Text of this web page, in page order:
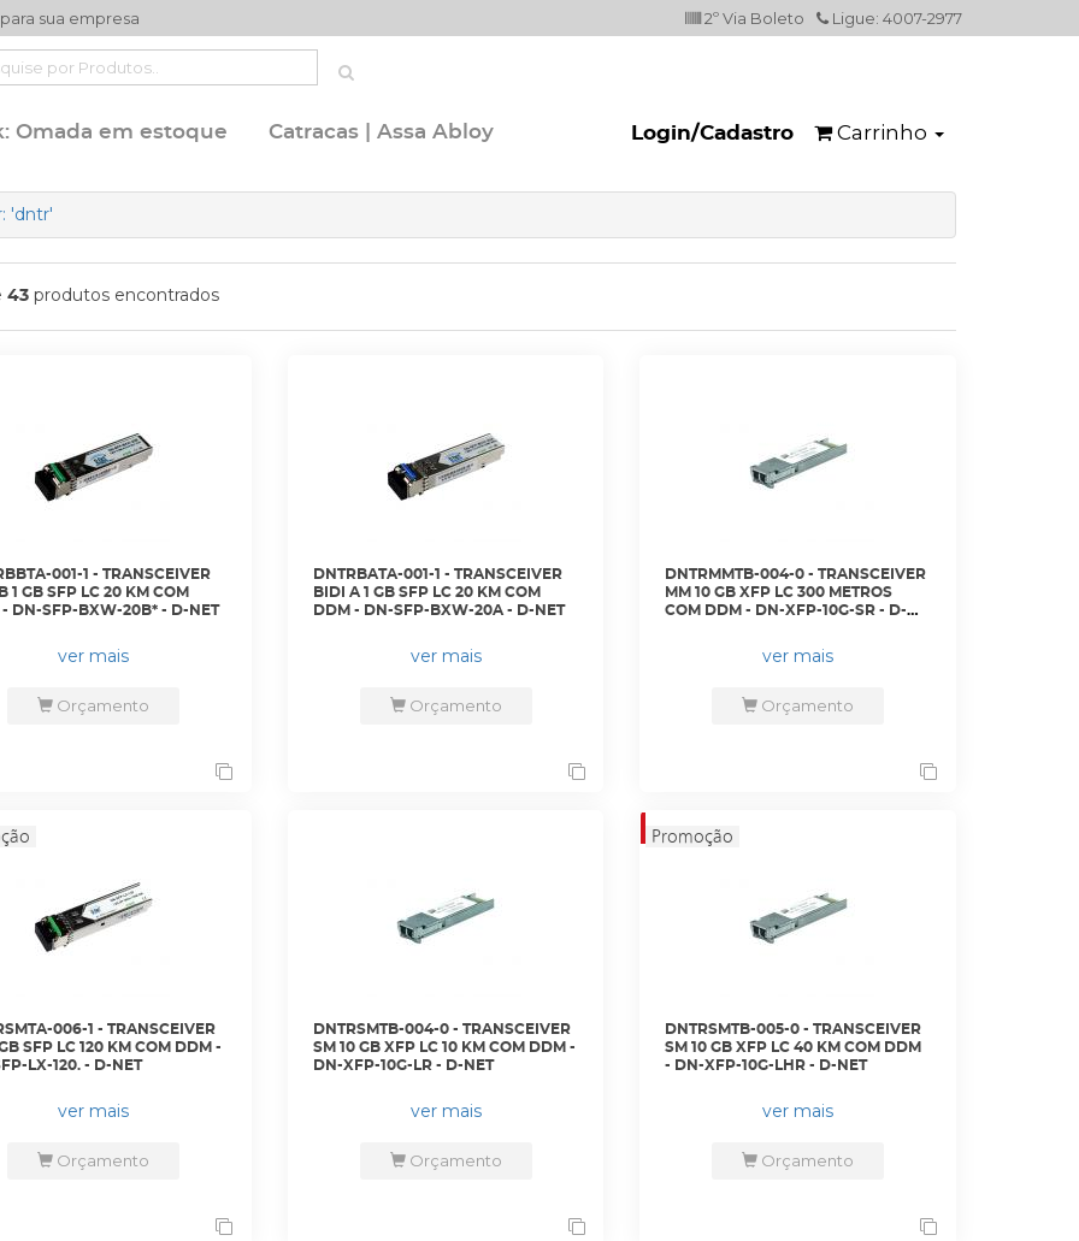
sua empresa Ligue: 4007-2977
2º Via Boleto
Omada em estoque Catracas | Assa Abloy Login/Cadastro Carrinho
'dntr'
43produtos encontrados
001-1 - TRANSCEIVER
1 GB SFP LC 20 KM COM
- DN-SFP-BXW-20B* - D-NET
ver mais
Orçamento
DNTRBATA-001-1 - TRANSCEIVER
BIDI A 1 GB SFP LC 20 KM COM
DDM - DN-SFP-BXW-20A - D-NET
ver mais
Orçamento
DNTRMMTB-004-0 - TRANSCEIVER
MM 10 GB XFP LC 300 METROS
COM DDM - DN-XFP-10G-SR - D-
ver mais
Orçamento
006-1 - TRANSCEIVER
SFP LC 120 KM COM DDM -
LX-120. - D-NET
ver mais
Orçamento
DNTRSMTB-004-0 - TRANSCEIVER
SM 10 GB XFP LC 10 KM COM DDM -
DN-XFP-10G-LR - D-NET
ver mais
Orçamento
DNTRSMTB-005-0 - TRANSCEIVER
SM 10 GB XFP LC 40 KM COM DDM
- DN-XFP-10G-LHR - D-NET
ver mais
Orçamento